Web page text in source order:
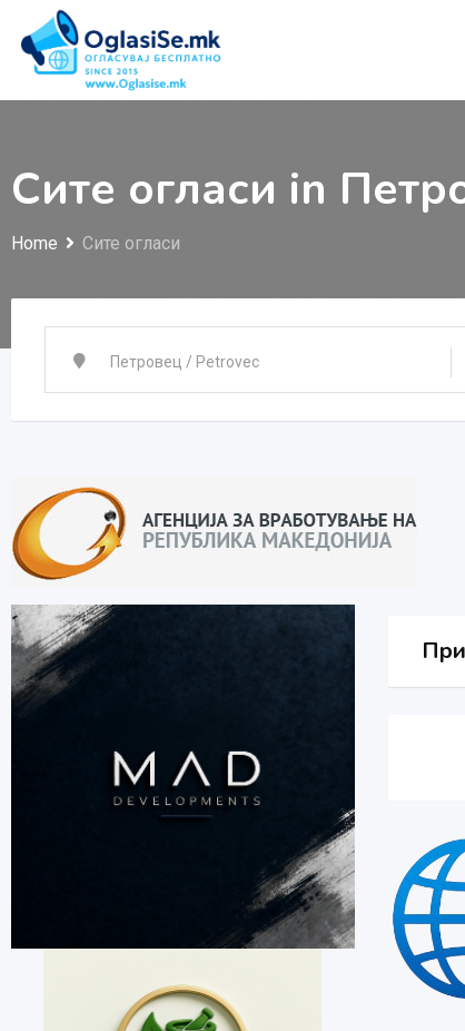
content
Сите огласи in
Home Сите огласи